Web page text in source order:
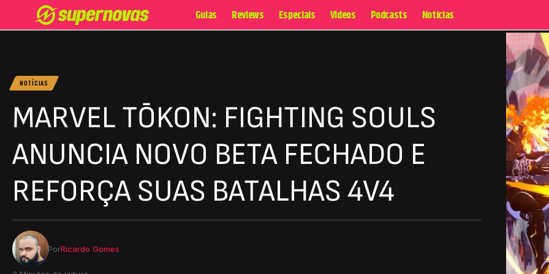
Guias Reviews Especiais Videos Podcasts Notícias
NOTÍCIAS
MARVEL TŌKON: FIGHTING SOULS
ANUNCIA NOVO BETA FECHADO E
REFORÇA SUAS BATALHAS 4V4
PorRicardo Gomes